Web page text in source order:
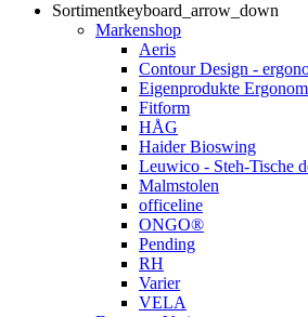
Sortimentkeyboard_arrow_down
Markenshop
Aeris
Contour Design -
Eigenprodukte
Fitform
HÅG
Haider Bioswing
Leuwico - Steh-Tische
Malmstolen
officeline
ONGO®
Pending
RH
Varier
VELA